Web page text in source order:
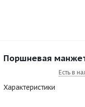
Поршневая
Есть в
Характеристики